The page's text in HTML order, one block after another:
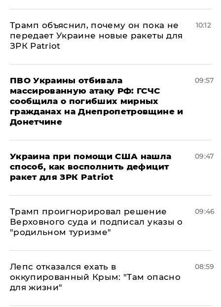
Трамп объяснил, почему он пока не
передает Украине новые ракеты для
ЗРК Patriot
10:12
ПВО Украины отбивала
массированную атаку РФ: ГСЧС
сообщила о погибших мирных
гражданах на Днепропетровщине и
Донетчине
09:57
Украина при помощи США нашла
способ, как восполнить дефицит
ракет для ЗРК Patriot
09:47
Трамп проигнорировал решение
Верховного суда и подписал указы о
"родильном туризме"
09:46
Лепс отказался ехать в
оккупированный Крым: "Там опасно
для жизни"
08:59